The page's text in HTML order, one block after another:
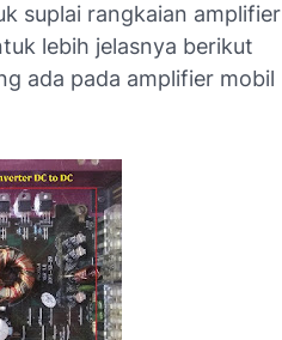
suplai rangkaian amplifier
lebih jelasnya berikut
ada pada amplifier mobil